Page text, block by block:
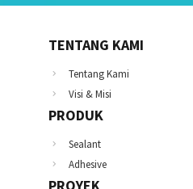
TENTANG KAMI
Tentang Kami
Visi & Misi
PRODUK
Sealant
Adhesive
PROYEK